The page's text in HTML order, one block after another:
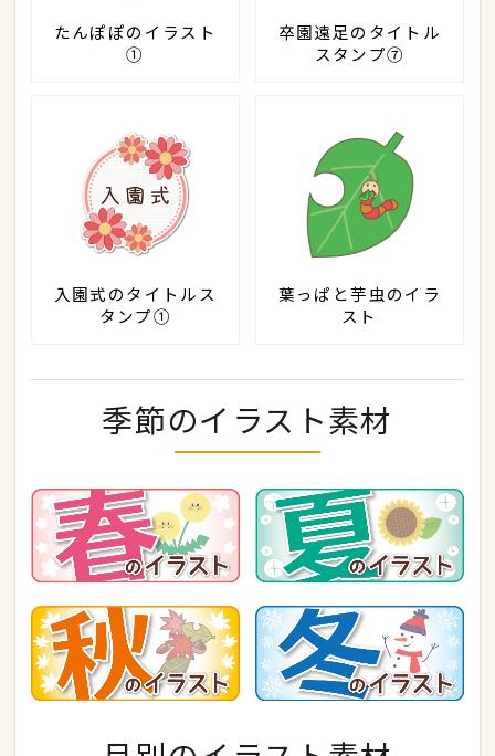
たんぽぽのイラスト
①
卒園遠足のタイトル
スタンプ⑦
入園式のタイトルス
タンプ①
葉っぱと芋虫のイラ
スト
季節のイラスト素材